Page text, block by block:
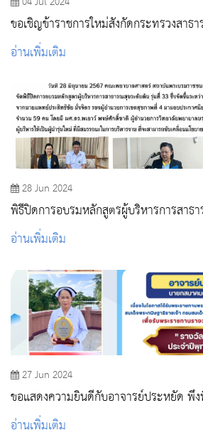
ขอเชิญข้าราชการใหม่สังกัดกระทรวงสาธ
อ่านเพิ่มเติม
28 Jun 2024
พิธีปิดการอบรมหลักสูตรผู้บริหารการสา
33 ประจำปีงบประมาณ 2567
อ่านเพิ่มเติม
27 Jun 2024
ขอแสดงความยินดีกับอาจารย์ประหยัด พึ่
อ่านเพิ่มเติม